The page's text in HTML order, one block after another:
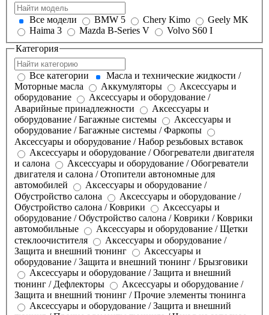
Все модели BMW 5 Chery Kimo
Geely MK
Haima 3
Mazda B-Series V
Volvo S60 I
Категория
Все категории
Масла и технические жидкости /
Моторные масла
Аккумуляторы
Аксессуары и
оборудование
Аксессуары и оборудование /
Аварийные принадлежности
Аксессуары и
оборудование / Багажные системы
Аксессуары и
оборудование / Багажные системы / Фаркопы
Аксессуары и оборудование / Набор резьбовых вставок
Аксессуары и оборудование / Обогреватели двигателя
и салона
Аксессуары и оборудование / Обогреватели
двигателя и салона / Отопители автономные для
автомобилей
Аксессуары и оборудование /
Обустройство салона
Аксессуары и оборудование /
Обустройство салона / Коврики
Аксессуары и
оборудование / Обустройство салона / Коврики / Коврики
автомобильные
Аксессуары и оборудование / Щетки
стеклоочистителя
Аксессуары и оборудование /
Защита и внешний тюнинг
Аксессуары и
оборудование / Защита и внешний тюнинг / Брызговики
Аксессуары и оборудование / Защита и внешний
тюнинг / Дефлекторы
Аксессуары и оборудование /
Защита и внешний тюнинг / Прочие элементы тюнинга
Аксессуары и оборудование / Защита и внешний